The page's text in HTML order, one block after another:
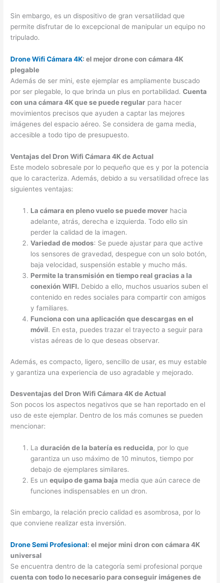
Sin embargo, es un dispositivo de gran versatilidad que
permite disfrutar de lo excepcional de manipular un equipo no
tripulado.
Drone Wifi Cámara 4K: el mejor drone con cámara 4K
plegable
Además de ser mini, este ejemplar es ampliamente buscado
por ser plegable, lo que brinda un plus en portabilidad.Cuenta
con una cámara 4K que se puede regular para hacer
movimientos precisos que ayuden a captar las mejores
imágenes del espacio aéreo. Se considera de gama media,
accesible a todo tipo de presupuesto.
Ventajas del Dron Wifi Cámara 4K de Actual
Este modelo sobresale por lo pequeño que es y por la potencia
que lo caracteriza. Además, debido a su versatilidad ofrece las
siguientes ventajas:
La cámara en pleno vuelo se puede mover hacia
adelante, atrás, derecha e izquierda. Todo ello sin
perder la calidad de la imagen.
Variedad de modos: Se puede ajustar para que active
los sensores de gravedad, despegue con un solo botón,
baja velocidad, suspensión estable y mucho más.
Permite la transmisión en tiempo real gracias a la
conexión WIFI. Debido a ello, muchos usuarios suben el
contenido en redes sociales para compartir con amigos
y familiares.
Funciona con una aplicación que descargas en el
móvil. En esta, puedes trazar el trayecto a seguir para
vistas aéreas de lo que deseas observar.
Además, es compacto, ligero, sencillo de usar, es muy estable
y garantiza una experiencia de uso agradable y mejorado.
Desventajas del Dron Wifi Cámara 4K de Actual
Son pocos los aspectos negativos que se han reportado en el
uso de este ejemplar. Dentro de los más comunes se pueden
mencionar:
Laduración de la batería es reducida, por lo que
garantiza un uso máximo de 10 minutos, tiempo por
debajo de ejemplares similares.
Es unequipo de gama baja media que aún carece de
funciones indispensables en un dron.
Sin embargo, la relación precio calidad es asombrosa, por lo
que conviene realizar esta inversión.
Drone Semi Profesional: el mejor mini dron con cámara 4K
universal
Se encuentra dentro de la categoría semi profesional porque
cuenta con todo lo necesario para conseguir imágenes de